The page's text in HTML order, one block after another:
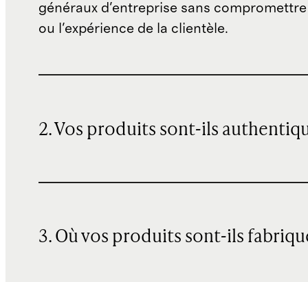
généraux d'entreprise sans
ou l'expérience de la clientèle.
2. Vos produits sont-ils
3. Où vos produits sont-ils